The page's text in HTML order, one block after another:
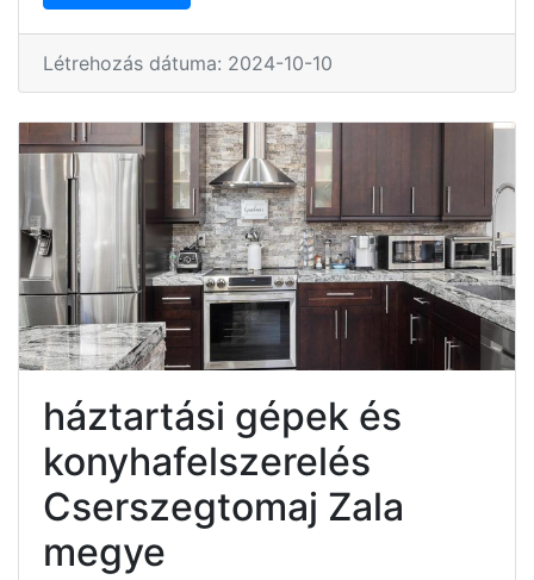
Létrehozás dátuma: 2024-10-10
háztartási gépek és
konyhafelszerelés
Cserszegtomaj Zala
megye